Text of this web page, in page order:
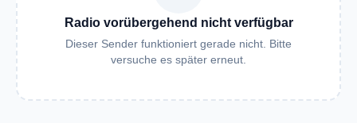
Radio vorübergehend nicht verfügbar
Dieser Sender funktioniert gerade nicht. Bitte
versuche es später erneut.